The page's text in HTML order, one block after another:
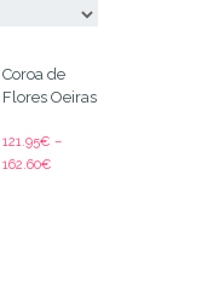
Coroa de
Flores Oeiras
121.95€ –
162.60€